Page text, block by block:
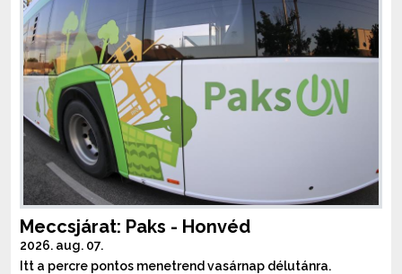
Meccsjárat: Paks - Honvéd
2026. aug. 07.
Itt a percre pontos menetrend vasárnap délutánra.